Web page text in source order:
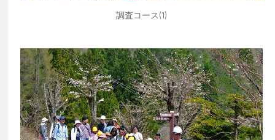
調査コース(1)